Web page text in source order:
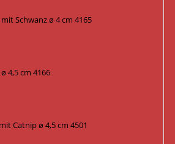
Schwanz ø 4 cm 4165
4,5 cm 4166
Catnip ø 4,5 cm 4501